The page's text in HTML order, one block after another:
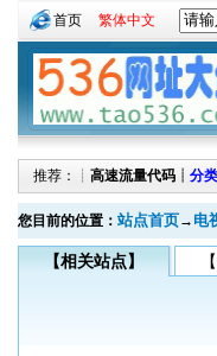
首页 繁体中文
推荐：┊ 高速流量代码 ┊ 分
您目前的位置： 站点首页→ 电
【相关站点】